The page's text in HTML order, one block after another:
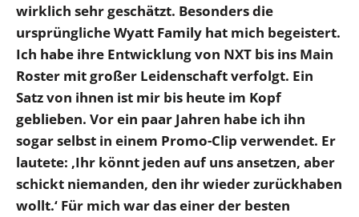
wirklich sehr geschätzt. Besonders die
ursprüngliche Wyatt Family hat mich begeistert.
Ich habe ihre Entwicklung von NXT bis ins Main
Roster mit großer Leidenschaft verfolgt. Ein
Satz von ihnen ist mir bis heute im Kopf
geblieben. Vor ein paar Jahren habe ich ihn
sogar selbst in einem Promo-Clip verwendet. Er
lautete: ‚Ihr könnt jeden auf uns ansetzen, aber
schickt niemanden, den ihr wieder zurückhaben
wollt.‘ Für mich war das einer der besten